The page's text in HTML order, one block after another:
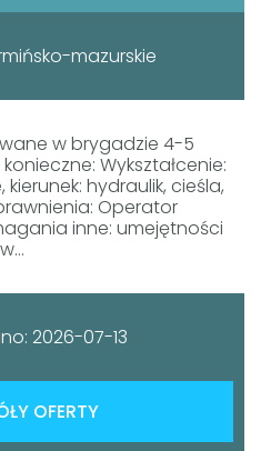
mazurskie
w brygadzie 4-5
Wykształcenie:
hydraulik, cieśla,
Operator
inne: umejętności
w...
2026-07-13
OFERTY